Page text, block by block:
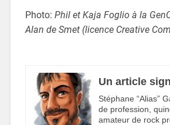
Photo: Phil et Kaja Foglio à la
Alan de Smet (licence Creative
Un article
Stéphane “Alias”
de profession,
amateur de rock